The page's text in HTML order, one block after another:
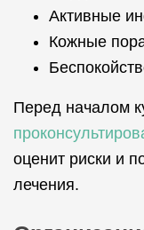
Активные
Кожные
Перед началом
оценит риски и
лечения.